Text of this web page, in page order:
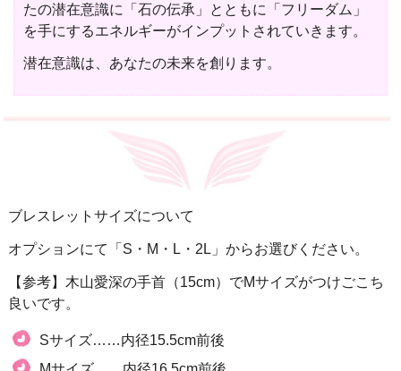
たの潜在意識に「石の伝承」とともに「フリーダム」
を手にするエネルギーがインプットされていきます。
潜在意識は、あなたの未来を創ります。
ブレスレットサイズについて
オプションにて「S・M・L・2L」からお選びください。
【参考】木山愛深の手首（15cm）でMサイズがつけごこち
良いです。
Sサイズ……内径15.5cm前後